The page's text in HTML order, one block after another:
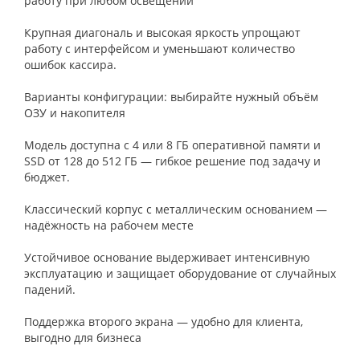
Крупная диагональ и высокая яркость упрощают
работу с интерфейсом и уменьшают количество
ошибок кассира.
Варианты конфигурации: выбирайте нужный объём
ОЗУ и накопителя
Модель доступна с 4 или 8 ГБ оперативной памяти и
SSD от 128 до 512 ГБ — гибкое решение под задачу и
бюджет.
Классический корпус с металлическим основанием —
надёжность на рабочем месте
Устойчивое основание выдерживает интенсивную
эксплуатацию и защищает оборудование от случайных
падений.
Поддержка второго экрана — удобно для клиента,
выгодно для бизнеса